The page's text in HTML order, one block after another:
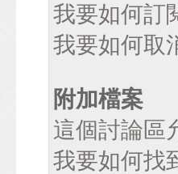
我要如何訂
我要如何取
附加檔案
這個討論區
我要如何找